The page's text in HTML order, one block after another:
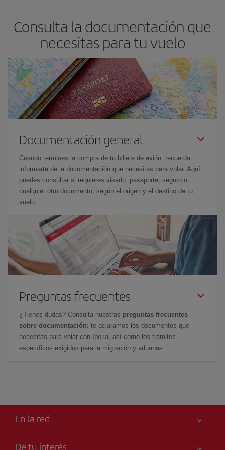
Consulta la documentación que
necesitas para tu vuelo
Documentación general
Cuando termines la compra de tu billete de avión, recuerda
informarte de la documentación que necesitas para volar. Aquí
puedes consultar si requieres visado, pasaporte, seguro o
cualquier otro documento, según el origen y el destino de tu
vuelo.
Preguntas frecuentes
¿Tienes dudas? Consulta nuestras preguntas frecuentes
sobre documentación: te aclaramos los documentos que
necesitas para volar con Iberia, así como los trámites
específicos exigidos para la migración y aduanas.
En la red
De tu interés